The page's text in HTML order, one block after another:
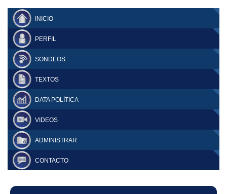
INICIO
PERFIL
SONDEOS
TEXTOS
DATA POLÍTICA
VIDEOS
ADMINISTRAR
CONTACTO